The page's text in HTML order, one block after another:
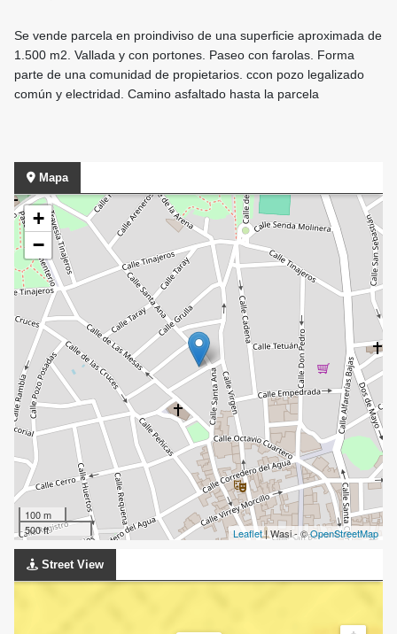
Se vende parcela en proindiviso de una superficie aproximada de
1.500 m2. Vallada y con portones. Paseo con farolas. Forma
parte de una comunidad de propietarios. ccon pozo legalizado
común y electridad. Camino asfaltado hasta la parcela
Mapa
+
−
100 m
500 ft
Leaflet| Wasi - ©OpenStreetMap
Street View